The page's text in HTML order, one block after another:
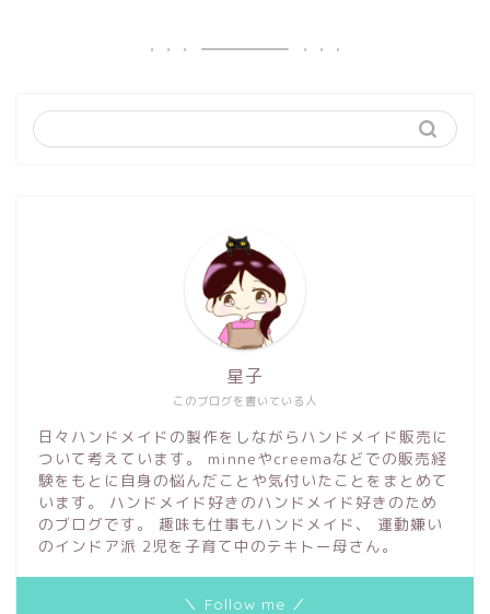
このブログを書いている人
星子
日々ハンドメイドの製作をしながらハンドメイド販売に
ついて考えています。 minneやcreemaなどでの販売経
験をもとに自身の悩んだことや気付いたことをまとめて
います。 ハンドメイド好きのハンドメイド好きのため
のブログです。 趣味も仕事もハンドメイド、 運動嫌い
のインドア派 2児を子育て中のテキトー母さん。
＼ Follow me ／